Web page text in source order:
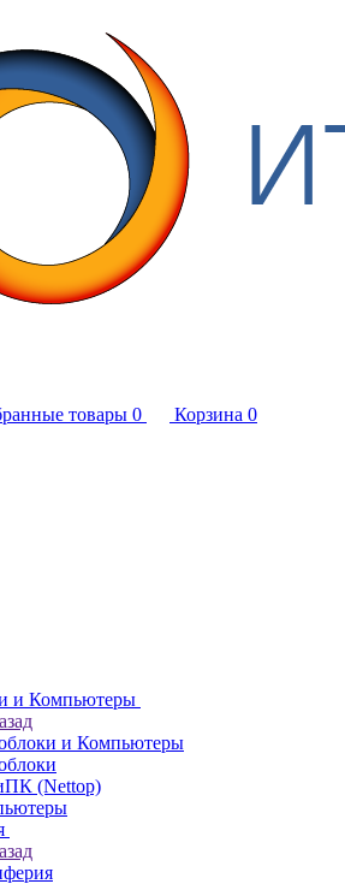
товары 0 Корзина 0
и Компьютеры
и Компьютеры
(Nettop)